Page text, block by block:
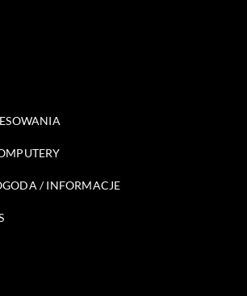
/ INFORMACJE